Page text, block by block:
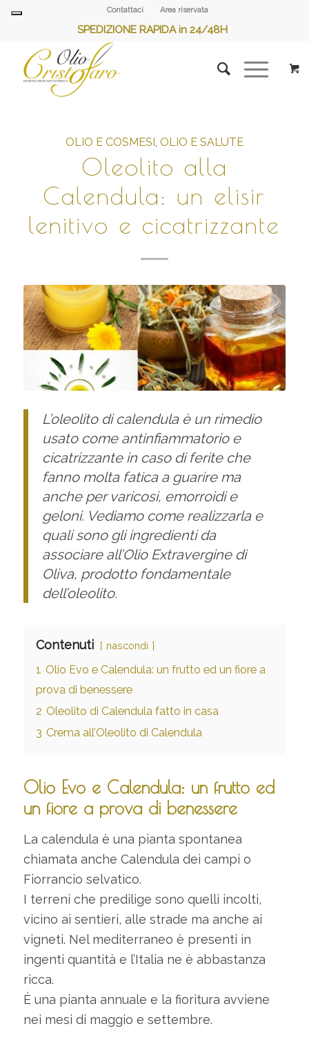
Contattaci Area riservata
SPEDIZIONE RAPIDA in 24/48H
OLIO E COSMESI, OLIO E SALUTE
Oleolito alla
Calendula: un elisir
lenitivo e cicatrizzante
L’oleolito di calendula è un rimedio
usato come antinfiammatorio e
cicatrizzante in caso di ferite che
fanno molta fatica a guarire ma
anche per varicosi, emorroidi e
geloni. Vediamo come realizzarla e
quali sono gli ingredienti da
associare all’Olio Extravergine di
Oliva, prodotto fondamentale
dell’oleolito.
Contenuti nascondi
1 Olio Evo e Calendula: un frutto ed un fiore a
prova di benessere
2 Oleolito di Calendula fatto in casa
3 Crema all’Oleolito di Calendula
Olio Evo e Calendula: un frutto ed
un fiore a prova di benessere
La calendula è una pianta spontanea
chiamata anche Calendula dei campi o
Fiorrancio selvatico.
I terreni che predilige sono quelli incolti,
vicino ai sentieri, alle strade ma anche ai
vigneti. Nel mediterraneo è presenti in
ingenti quantità e l’Italia ne è abbastanza
ricca.
È una pianta annuale e la fioritura avviene
nei mesi di maggio e settembre.